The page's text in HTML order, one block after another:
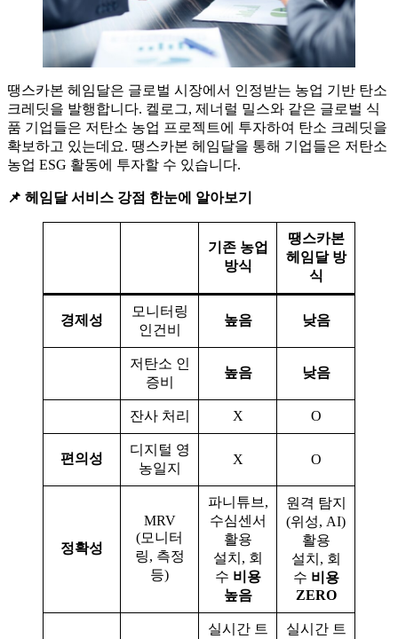
땡스카본 헤임달은 글로벌 시장에서 인정받는 농업 기반 탄소
크레딧을 발행합니다. 켈로그, 제너럴 밀스와 같은 글로벌 식
품 기업들은 저탄소 농업 프로젝트에 투자하여 탄소 크레딧을
확보하고 있는데요. 땡스카본 헤임달을 통해 기업들은 저탄소
농업 ESG 활동에 투자할 수 있습니다.
📌 헤임달 서비스 강점 한눈에 알아보기
기존 농업
방식
땡스카본
헤임달 방
식
경제성
모니터링
인건비
높음 낮음
저탄소 인
증비
높음 낮음
잔사 처리 X O
편의성
디지털 영
농일지
X O
정확성
MRV
(모니터
링, 측정
등)
파니튜브,
수심센서
활용
설치, 회
수 비용
높음
원격 탐지
(위성, AI)
활용
설치, 회
수 비용
ZERO
실시간 트
실시간 트